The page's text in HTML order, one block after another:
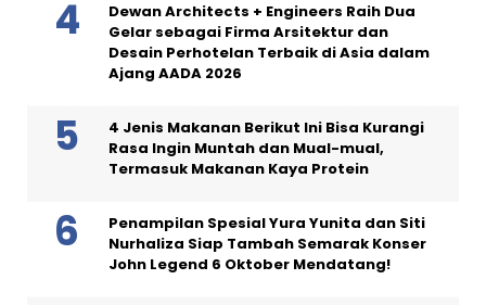
Dewan Architects + Engineers Raih Dua
Gelar sebagai Firma Arsitektur dan
Desain Perhotelan Terbaik di Asia dalam
Ajang AADA 2026
4 Jenis Makanan Berikut Ini Bisa Kurangi
Rasa Ingin Muntah dan Mual-mual,
Termasuk Makanan Kaya Protein
Penampilan Spesial Yura Yunita dan Siti
Nurhaliza Siap Tambah Semarak Konser
John Legend 6 Oktober Mendatang!